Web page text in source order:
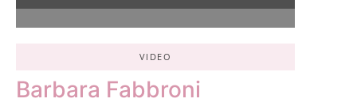
VIDEO
Barbara Fabbroni